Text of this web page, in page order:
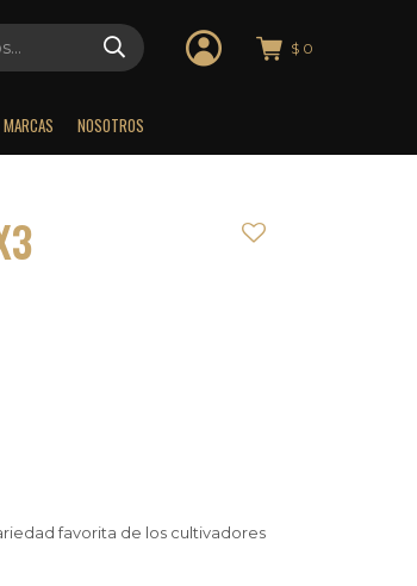
MARCAS NOSOTROS
$ 0
favorita de los cultivadores